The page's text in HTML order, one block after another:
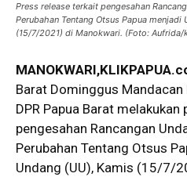
Press release terkait pengesahan
Perubahan Tentang Otsus Papua menjadi
(15/7/2021) di Manokwari. (Foto: Aufrida/
Barat Dominggus
DPR Papua Barat
pengesahan Rancangan
Perubahan Tentang Otsus
Undang (UU), Kamis (15/7/